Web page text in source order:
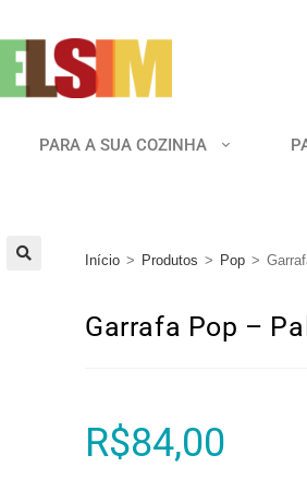
PARA A SUA COZINHA
Início > Produtos > Pop >
Garrafa Pop –
R$84,00